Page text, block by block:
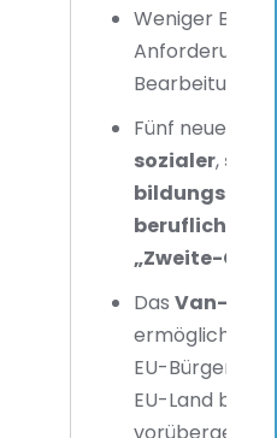
Weniger
Bearbeitung.
Fünf neue
sozialer,
beruflicher
„Zweite-
DasVan-der-
ermöglicht es
EU-Bürgern,
EU-Land